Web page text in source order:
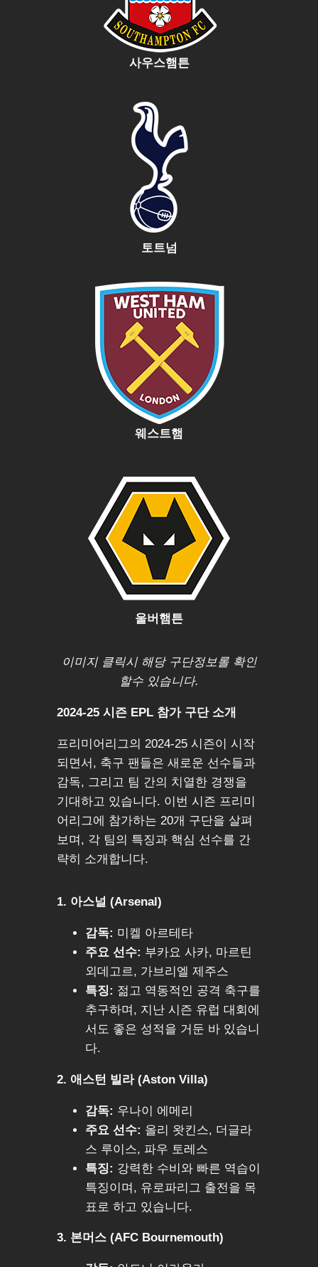
사우스햄튼
토트넘
웨스트햄
울버햄튼
이미지 클릭시 해당 구단정보롤 확인
할수 있습니다.
2024-25 시즌 EPL 참가 구단 소개
프리미어리그의 2024-25 시즌이 시작
되면서, 축구 팬들은 새로운 선수들과
감독, 그리고 팀 간의 치열한 경쟁을
기대하고 있습니다. 이번 시즌 프리미
어리그에 참가하는 20개 구단을 살펴
보며, 각 팀의 특징과 핵심 선수를 간
략히 소개합니다.
1. 아스널 (Arsenal)
감독: 미켈 아르테타
주요 선수: 부카요 사카, 마르틴
외데고르, 가브리엘 제주스
특징: 젊고 역동적인 공격 축구를
추구하며, 지난 시즌 유럽 대회에
서도 좋은 성적을 거둔 바 있습니
다.
2. 애스턴 빌라 (Aston Villa)
감독: 우나이 에메리
주요 선수: 올리 왓킨스, 더글라
스 루이스, 파우 토레스
특징: 강력한 수비와 빠른 역습이
특징이며, 유로파리그 출전을 목
표로 하고 있습니다.
3. 본머스 (AFC Bournemouth)